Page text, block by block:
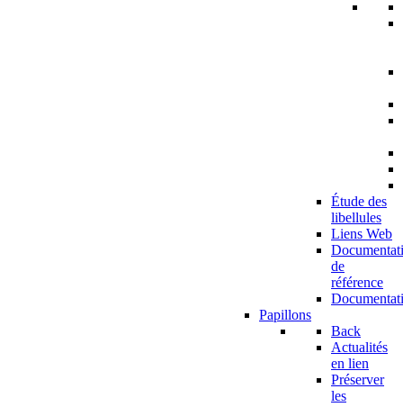
Étude des
libellules
Liens Web
de
référence
Papillons
Back
Actualités
en lien
Préserver
les